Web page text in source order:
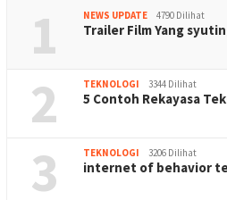
1 NEWS UPDATE 4790 Dilihat
Trailer Film Yang
2 TEKNOLOGI 3344 Dilihat
5 Contoh Rekayasa
3 TEKNOLOGI 3206 Dilihat
internet of behavior